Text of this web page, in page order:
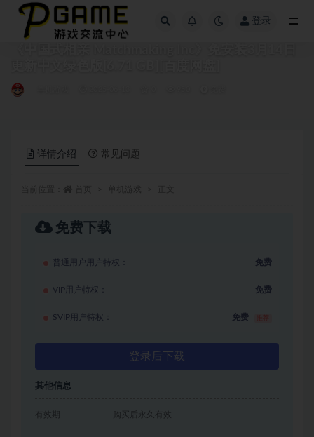
登录
详情介绍 常见问题
免费下载
普通用户用户特权： 免费
VIP用户特权： 免费
SVIP用户特权： 免费
登录后下载
其他信息
有效期 购买后永久有效
全部